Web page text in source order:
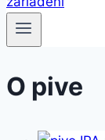
O pive